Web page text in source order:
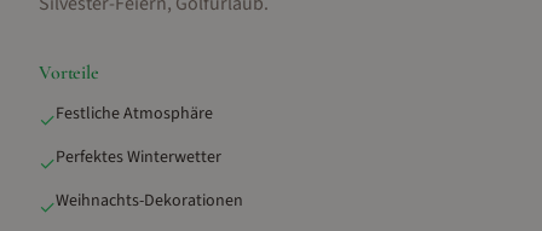
Vorteile
✓Festliche Atmosphäre
✓Perfektes Winterwetter
✓Weihnachts-Dekorationen